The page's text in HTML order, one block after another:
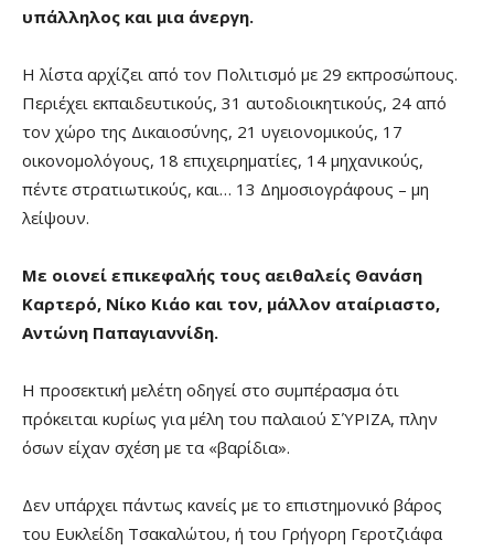
υπάλληλος και μια άνεργη.
Η λίστα αρχίζει από τον Πολιτισμό με 29 εκπροσώπους.
Περιέχει εκπαιδευτικούς, 31 αυτοδιοικητικούς, 24 από
τον χώρο της Δικαιοσύνης, 21 υγειονομικούς, 17
οικονομολόγους, 18 επιχειρηματίες, 14 μηχανικούς,
πέντε στρατιωτικούς, και… 13 Δημοσιογράφους – μη
λείψουν.
Με οιονεί επικεφαλής τους αειθαλείς Θανάση
Καρτερό, Νίκο Κιάο και τον, μάλλον αταίριαστο,
Αντώνη Παπαγιαννίδη.
Η προσεκτική μελέτη οδηγεί στο συμπέρασμα ότι
πρόκειται κυρίως για μέλη του παλαιού ΣΎΡΙΖΑ, πλην
όσων είχαν σχέση με τα «βαρίδια».
Δεν υπάρχει πάντως κανείς με το επιστημονικό βάρος
του Ευκλείδη Τσακαλώτου, ή του Γρήγορη Γεροτζιάφα